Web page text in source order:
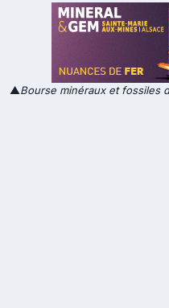
▲Bourse minéraux et fossiles